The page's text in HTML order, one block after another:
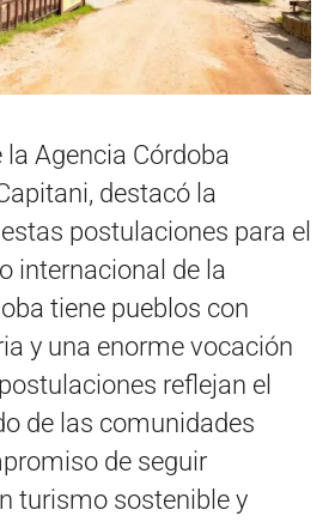
la Agencia Córdoba
destacó la
postulaciones para el
internacional de la
tiene pueblos con
y una enorme vocación
reflejan el
de las comunidades
de seguir
turismo sostenible y